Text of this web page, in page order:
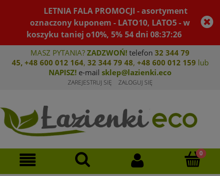
LETNIA FALA PROMOCJI - asortyment
oznaczony kuponem - LATO10, LATO5 - w
koszyku taniej o10%, 5% 54dni08:37:26
MASZ PYTANIA? ZADZWOŃ! telefon 32 344 79
45, +48 600 012 164, 32 344 79 48, +48 600 012 159 lub
NAPISZ! e-mail sklep@lazienki.eco
ZAREJESTRUJ SIĘ ZALOGUJ SIĘ